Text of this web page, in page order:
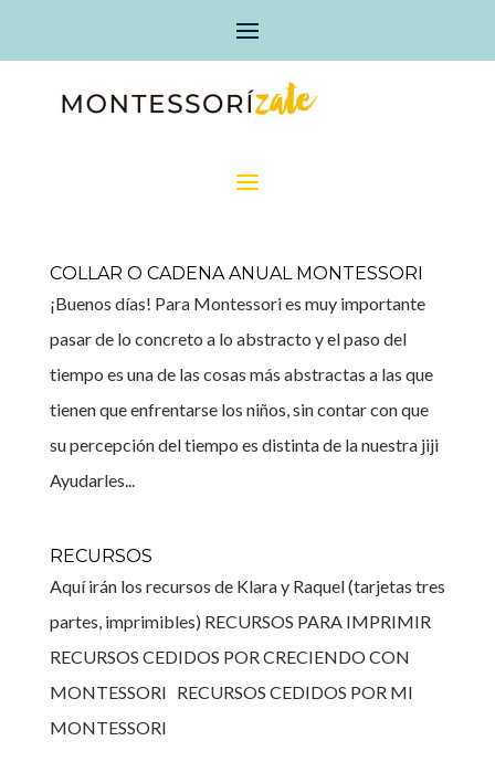
COLLAR O CADENA ANUAL MONTESSORI
¡Buenos días! Para Montessori es muy importante
pasar de lo concreto a lo abstracto y el paso del
tiempo es una de las cosas más abstractas a las que
tienen que enfrentarse los niños, sin contar con que
su percepción del tiempo es distinta de la nuestra jiji
Ayudarles...
RECURSOS
Aquí irán los recursos de Klara y Raquel (tarjetas tres
partes, imprimibles) RECURSOS PARA IMPRIMIR
RECURSOS CEDIDOS POR CRECIENDO CON
MONTESSORI RECURSOS CEDIDOS POR MI
MONTESSORI